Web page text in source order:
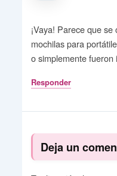
¡Vaya! Parece que
mochilas para
o simplemente
Responder
Deja un